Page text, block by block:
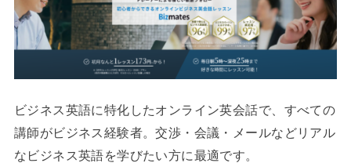
ビジネス英語に特化したオンライン英会話で、すべての
講師がビジネス経験者。交渉・会議・メールなどリアル
なビジネス英語を学びたい方に最適です。